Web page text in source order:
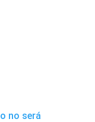
no será